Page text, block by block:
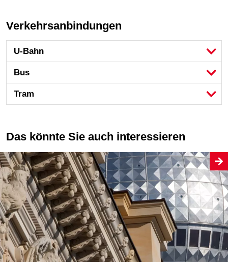
Verkehrsanbindungen
U-Bahn
Bus
Tram
Das könnte Sie auch interessieren